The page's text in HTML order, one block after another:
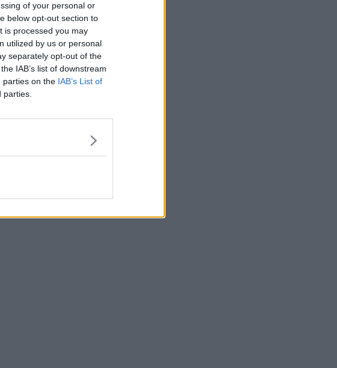
of your personal or
below opt-out section to
is processed you may
utilized by us or personal
separately opt-out of the
IAB’s list of downstream
parties on the IAB’s List of